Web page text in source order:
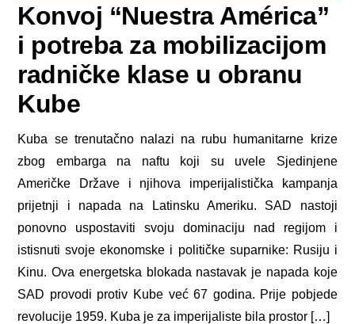
Konvoj “Nuestra América”
i potreba za mobilizacijom
radničke klase u obranu
Kube
Kuba se trenutačno nalazi na rubu humanitarne krize
zbog embarga na naftu koji su uvele Sjedinjene
Američke Države i njihova imperijalistička kampanja
prijetnji i napada na Latinsku Ameriku. SAD nastoji
ponovno uspostaviti svoju dominaciju nad regijom i
istisnuti svoje ekonomske i političke suparnike: Rusiju i
Kinu. Ova energetska blokada nastavak je napada koje
SAD provodi protiv Kube već 67 godina. Prije pobjede
revolucije 1959. Kuba je za imperijaliste bila prostor […]